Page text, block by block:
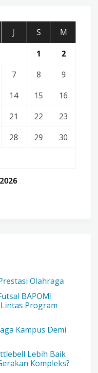
J S
M
1
2
7 8
9
14 15
16
21 22
23
28 29
30
Olahraga
BAPOMI
Program
Kampus Demi
Lebih Baik
Kompleks?